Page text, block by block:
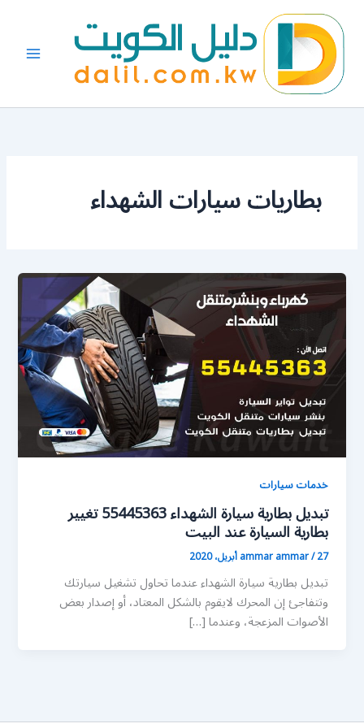
المحتوى
بطاريات سيارات الشهداء
خدمات سيارات
تبديل بطارية سيارة الشهداء 55445363 تغيير
بطارية السيارة عند البيت
ammar ammar/27 أبريل، 2020
تبديل بطارية سيارة الشهداء عندما تحاول تشغيل سيارتك
وتتفاجئ إن المحرك لايقوم بالشكل المعتاد، أو إصدار بعض
الأصوات المزعجة، وعندما […]